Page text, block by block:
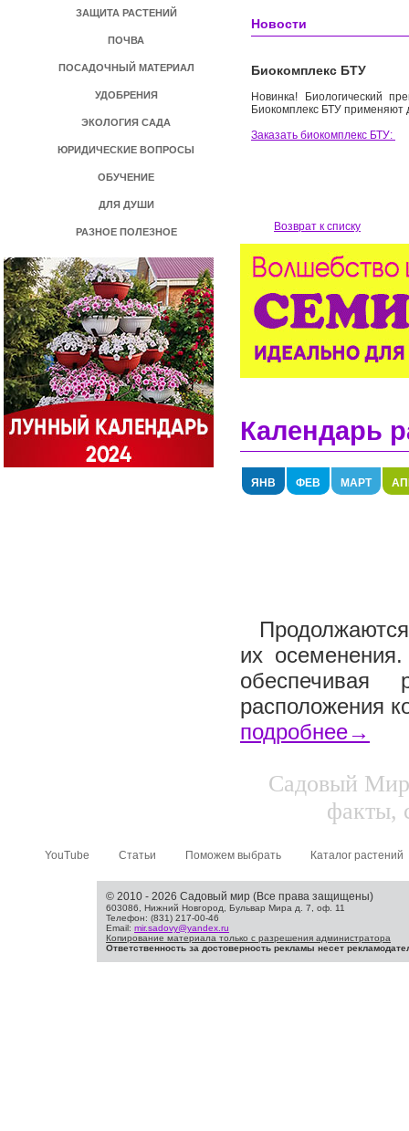
ЗАЩИТА РАСТЕНИЙ
ПОЧВА
ПОСАДОЧНЫЙ МАТЕРИАЛ
УДОБРЕНИЯ
ЭКОЛОГИЯ САДА
ЮРИДИЧЕСКИЕ ВОПРОСЫ
ОБУЧЕНИЕ
ДЛЯ ДУШИ
РАЗНОЕ ПОЛЕЗНОЕ
Новости
Биокомплекс БТУ
Новинка! Биологический
Биокомплекс БТУ применяют
Заказать биокомплекс БТУ:
Возврат к списку
Календарь
ЯНВ ФЕВ МАРТ
их
обеспечивая
расположения
подробнее→
Садовый
факты,
YouTube Статьи Поможем выбрать Каталог растений
© 2010 - 2026 Садовый мир (Все права защищены)
603086, Нижний Новгород, Бульвар Мира д. 7, оф. 11
Телефон: (831) 217-00-46
Email: mir.sadovy@yandex.ru
Копирование материала только с разрешения администратора
Ответственность за достоверность рекламы несет